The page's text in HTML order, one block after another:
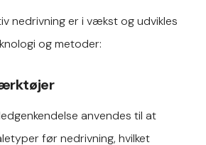
nedrivning er i vækst og udvikles
og metoder:
anvendes til at
før nedrivning, hvilket